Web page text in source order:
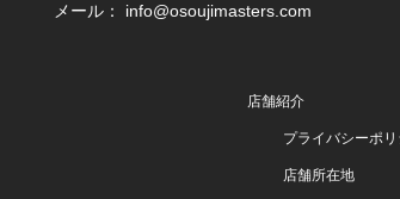
メール： info@osoujimasters.com
店舗紹介
プライバシーポリ
店舗所在地